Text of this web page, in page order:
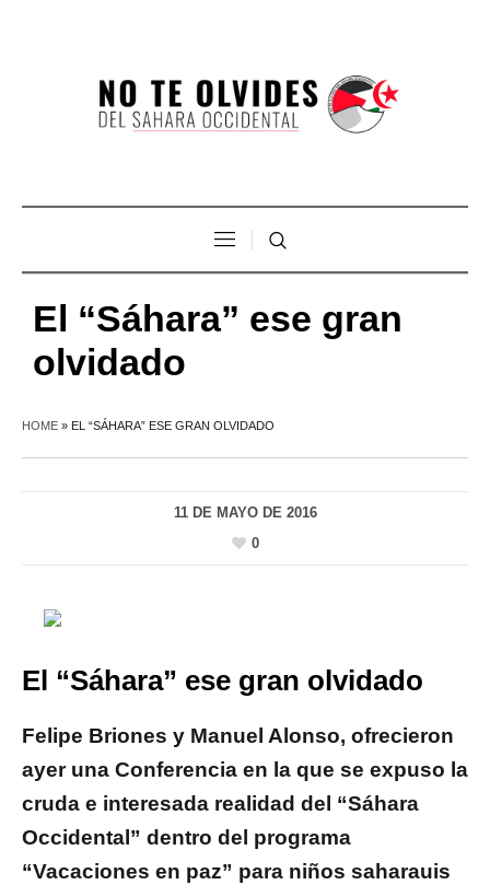
El “Sáhara” ese gran
olvidado
HOME » EL “SÁHARA” ESE GRAN OLVIDADO
11 DE MAYO DE 2016
0
El “Sáhara” ese gran olvidado
Felipe Briones y Manuel Alonso, ofrecieron
ayer una Conferencia en la que se expuso la
cruda e interesada realidad del “Sáhara
Occidental” dentro del programa
“Vacaciones en paz” para niños saharauis